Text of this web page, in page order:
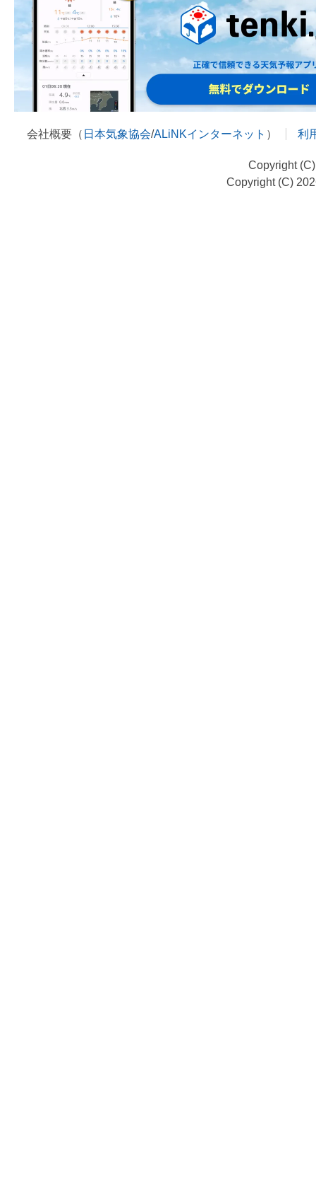
会社概要（ 日本気象協会/ALiNKインターネット ） 利
Copyright
Copyright (C)